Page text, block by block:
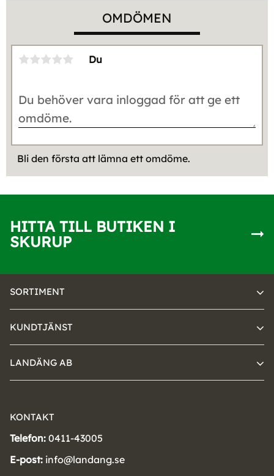
OMDÖMEN
Du
Bli den första att lämna ett omdöme.
HITTA TILL BUTIKEN I
SKURUP
SORTIMENT
KUNDTJÄNST
LANDÄNG AB
KONTAKT
Telefon: 0411-43005
E-post: info@landang.se